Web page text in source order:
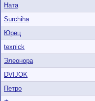
Ната
Surchiha
Юрец
texnick
Элеонора
DVIJOK
Петро